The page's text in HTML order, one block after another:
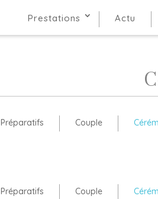
Prestations Actu
Prestations Actu
Préparatifs Couple
Préparatifs Couple